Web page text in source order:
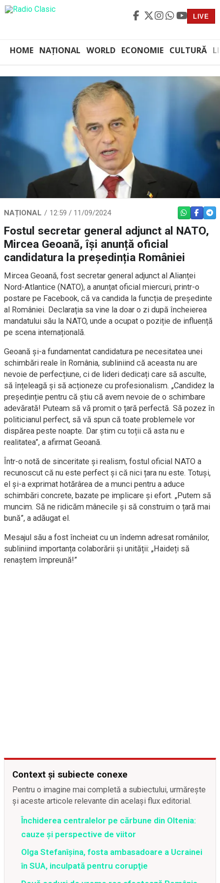
LIVE
HOME NAȚIONAL WORLD ECONOMIE CULTURĂ
NAȚIONAL 12:59 / 11/09/2024 WHATSAPP
Fostul secretar general adjunct al NATO,
Mircea Geoană, își anunță oficial
candidatura la președinția României
Mircea Geoană, fost secretar general adjunct al Alianței
Nord-Atlantice (NATO), a anunțat oficial miercuri, printr-o
postare pe Facebook, că va candida la funcția de președinte
al României. Declarația sa vine la doar o zi după încheierea
mandatului său la NATO, unde a ocupat o poziție de influență
pe scena internațională.
Geoană și-a fundamentat candidatura pe necesitatea unei
schimbări reale în România, subliniind că aceasta nu are
nevoie de perfecțiune, ci de lideri dedicați care să asculte,
să înțeleagă și să acționeze cu profesionalism. „Candidez la
președinție pentru că știu că avem nevoie de o schimbare
adevărată! Puteam să vă promit o țară perfectă. Să pozez în
politicianul perfect, să vă spun că toate problemele vor
dispărea peste noapte. Dar știm cu toții că asta nu e
realitatea”, a afirmat Geoană.
Într-o notă de sinceritate și realism, fostul oficial NATO a
recunoscut că nu este perfect și că nici țara nu este. Totuși,
el și-a exprimat hotărârea de a munci pentru a aduce
schimbări concrete, bazate pe implicare și efort. „Putem să
muncim. Să ne ridicăm mânecile și să construim o țară mai
bună”, a adăugat el.
Mesajul său a fost încheiat cu un îndemn adresat românilor,
subliniind importanța colaborării și unității: „Haideți să
renaștem împreună!”
Context și subiecte conexe
Pentru o imagine mai completă a subiectului, urmărește
și aceste articole relevante din același flux editorial.
Închiderea centralelor pe cărbune din Oltenia:
cauze și perspective de viitor
Olga Stefanîşina, fosta ambasadoare a Ucrainei
în SUA, inculpată pentru corupţie